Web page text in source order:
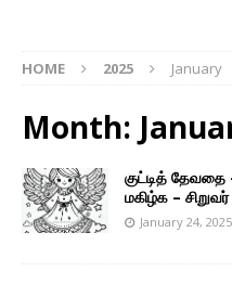
HOME 2025 January
Month:
குட்டித்
மகிழ்க – சிறுவர்
January 24, 2025